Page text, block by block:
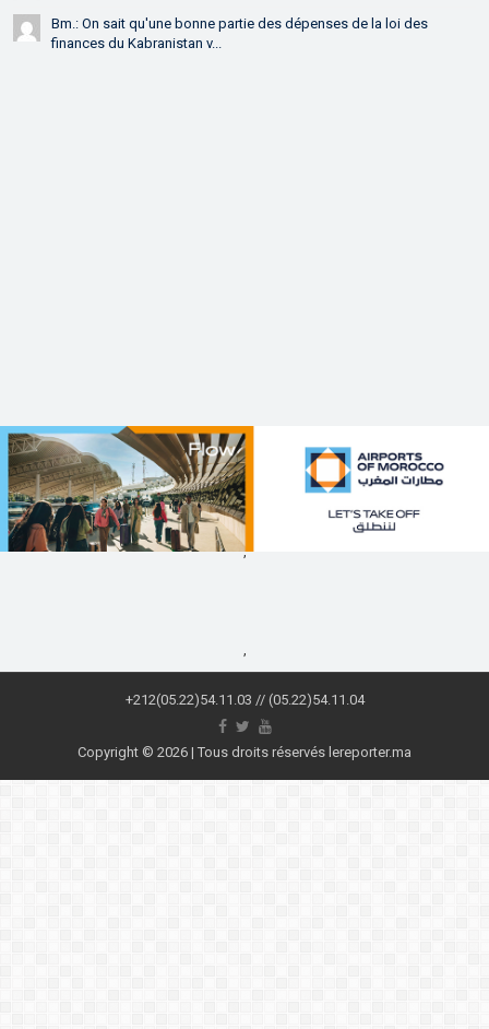
Bm.: On sait qu'une bonne partie des dépenses de la loi des
finances du Kabranistan v...
,
,
+212(05.22)54.11.03 // (05.22)54.11.04
Copyright © 2026 | Tous droits réservés lereporter.ma